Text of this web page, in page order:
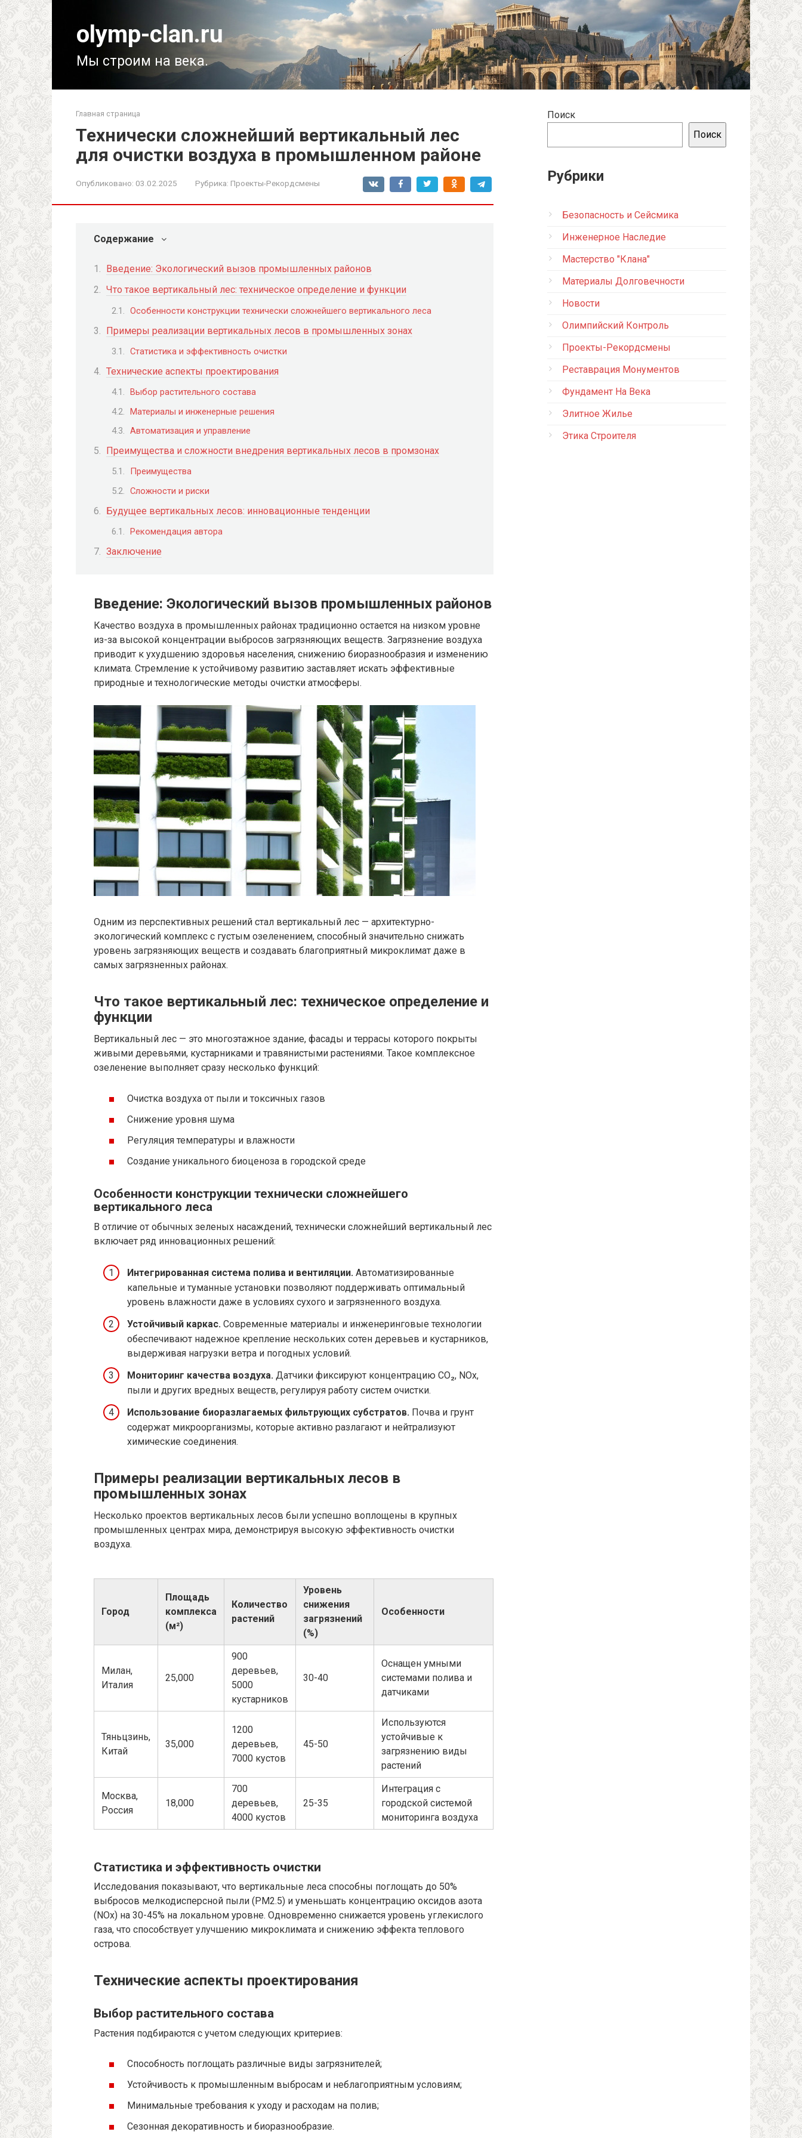
olymp-clan.ru
Мы строим на века.
Главная страница
Технически сложнейший вертикальный лес
для очистки воздуха в промышленном районе
Опубликовано: 03.02.2025 Рубрика: Проекты-Рекордсмены
Содержание
Введение: Экологический вызов промышленных районов
Что такое вертикальный лес: техническое определение и функции
Особенности конструкции технически сложнейшего вертикального леса
Примеры реализации вертикальных лесов в промышленных зонах
Статистика и эффективность очистки
Технические аспекты проектирования
Выбор растительного состава
Материалы и инженерные решения
Автоматизация и управление
Преимущества и сложности внедрения вертикальных лесов в промзонах
Преимущества
Сложности и риски
Будущее вертикальных лесов: инновационные тенденции
Рекомендация автора
Заключение
Введение: Экологический вызов промышленных районов
Качество воздуха в промышленных районах традиционно остается на низком уровне
из-за высокой концентрации выбросов загрязняющих веществ. Загрязнение воздуха
приводит к ухудшению здоровья населения, снижению биоразнообразия и изменению
климата. Стремление к устойчивому развитию заставляет искать эффективные
природные и технологические методы очистки атмосферы.
Одним из перспективных решений стал вертикальный лес — архитектурно-
экологический комплекс с густым озеленением, способный значительно снижать
уровень загрязняющих веществ и создавать благоприятный микроклимат даже в
самых загрязненных районах.
Что такое вертикальный лес: техническое определение и
функции
Вертикальный лес — это многоэтажное здание, фасады и террасы которого покрыты
живыми деревьями, кустарниками и травянистыми растениями. Такое комплексное
озеленение выполняет сразу несколько функций:
Очистка воздуха от пыли и токсичных газов
Снижение уровня шума
Регуляция температуры и влажности
Создание уникального биоценоза в городской среде
Особенности конструкции технически сложнейшего
вертикального леса
В отличие от обычных зеленых насаждений, технически сложнейший вертикальный лес
включает ряд инновационных решений:
Интегрированная система полива и вентиляции. Автоматизированные
капельные и туманные установки позволяют поддерживать оптимальный
уровень влажности даже в условиях сухого и загрязненного воздуха.
Устойчивый каркас. Современные материалы и инженеринговые технологии
обеспечивают надежное крепление нескольких сотен деревьев и кустарников,
выдерживая нагрузки ветра и погодных условий.
Мониторинг качества воздуха. Датчики фиксируют концентрацию СО₂, NOx,
пыли и других вредных веществ, регулируя работу систем очистки.
Использование биоразлагаемых фильтрующих субстратов. Почва и грунт
содержат микроорганизмы, которые активно разлагают и нейтрализуют
химические соединения.
Примеры реализации вертикальных лесов в
промышленных зонах
Несколько проектов вертикальных лесов были успешно воплощены в крупных
промышленных центрах мира, демонстрируя высокую эффективность очистки
воздуха.
Город
Площадь
комплекса
(м²)
Количество
растений
Уровень
снижения
загрязнений
(%)
Особенности
Милан,
Италия
25,000
900
деревьев,
5000
кустарников
30-40
Оснащен умными
системами полива и
датчиками
Тяньцзинь,
Китай
35,000
1200
деревьев,
7000 кустов
45-50
Используются
устойчивые к
загрязнению виды
растений
Москва,
Россия
18,000
700
деревьев,
4000 кустов
25-35
Интеграция с
городской системой
мониторинга воздуха
Статистика и эффективность очистки
Исследования показывают, что вертикальные леса способны поглощать до 50%
выбросов мелкодисперсной пыли (PM2.5) и уменьшать концентрацию оксидов азота
(NOx) на 30-45% на локальном уровне. Одновременно снижается уровень углекислого
газа, что способствует улучшению микроклимата и снижению эффекта теплового
острова.
Технические аспекты проектирования
Выбор растительного состава
Растения подбираются с учетом следующих критериев:
Способность поглощать различные виды загрязнителей;
Устойчивость к промышленным выбросам и неблагоприятным условиям;
Минимальные требования к уходу и расходам на полив;
Сезонная декоративность и биоразнообразие.
Поиск
Поиск
Рубрики
Безопасность и Сейсмика
Инженерное Наследие
Мастерство "Клана"
Материалы Долговечности
Новости
Олимпийский Контроль
Проекты-Рекордсмены
Реставрация Монументов
Фундамент На Века
Элитное Жилье
Этика Строителя